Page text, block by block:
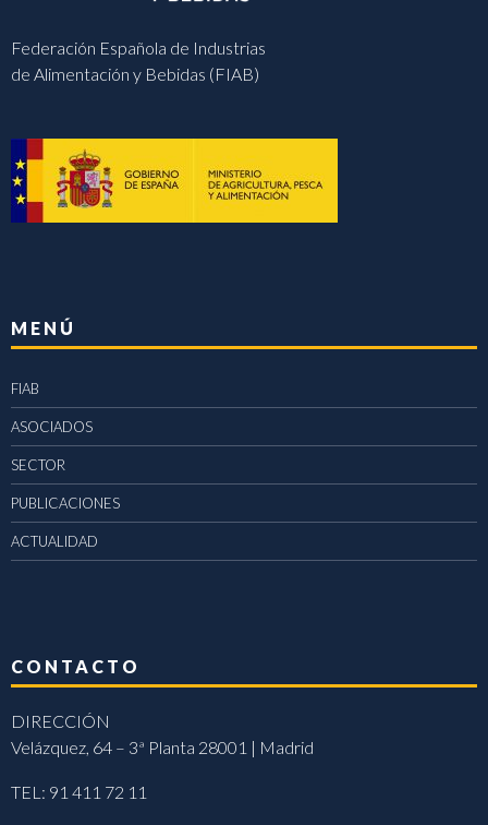
Federación Española de Industrias
de Alimentación y Bebidas (FIAB)
MENÚ
FIAB
ASOCIADOS
SECTOR
PUBLICACIONES
ACTUALIDAD
CONTACTO
DIRECCIÓN
Velázquez, 64 – 3ª Planta 28001 | Madrid
TEL: 91 411 72 11